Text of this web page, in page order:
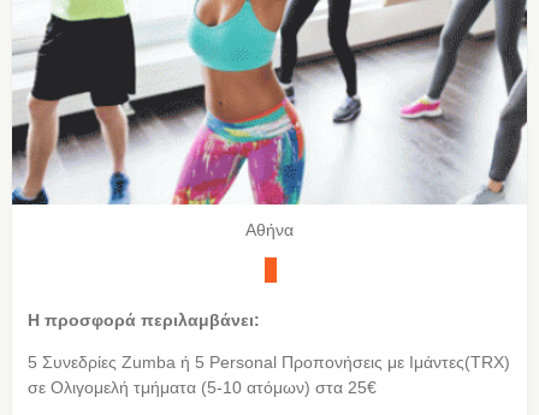
Αθήνα
Η προσφορά περιλαμβάνει:
5 Συνεδρίες Zumba ή 5 Personal Προπονήσεις με Ιμάντες(TRX)
σε Ολιγομελή τμήματα (5-10 ατόμων) στα 25€